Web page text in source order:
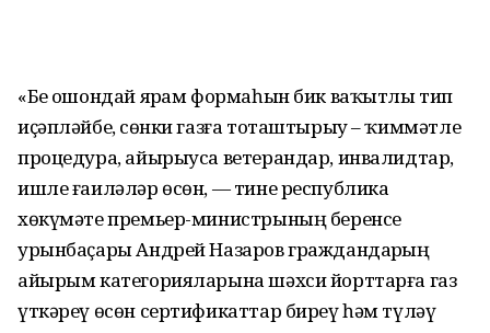
«Беҙ ошондай ярҙам формаһын бик ваҡытлы тип
иҫәпләйбеҙ, сөнки газға тоташтырыу – ҡиммәтле
процедура, айырыуса ветерандар, инвалидтар,
ишле ғаиләләр өсөн, — тине республика
хөкүмәте премьер-министрының беренсе
урынбаҫары Андрей Назаров граждандарҙың
айырым категорияларына шәхси йорттарға газ
үткәреү өсөн сертификаттар биреү һәм түләү